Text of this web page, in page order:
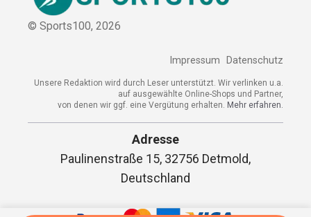
© Sports100, 2026
Impressum Datenschutz
Unsere Redaktion wird durch Leser unterstützt. Wir verlinken
u.a. auf ausgewählte Online-Shops und Partner,
von denen wir ggf. eine Vergütung erhalten.Mehr erfahren.
Adresse
Paulinenstraße 15, 32756 Detmold,
Deutschland